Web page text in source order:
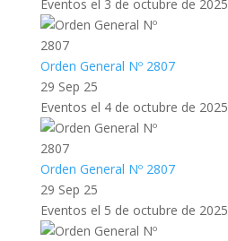
Eventos el 3 de octubre de 2025
Orden General Nº 2807
29 Sep 25
Eventos el 4 de octubre de 2025
Orden General Nº 2807
29 Sep 25
Eventos el 5 de octubre de 2025